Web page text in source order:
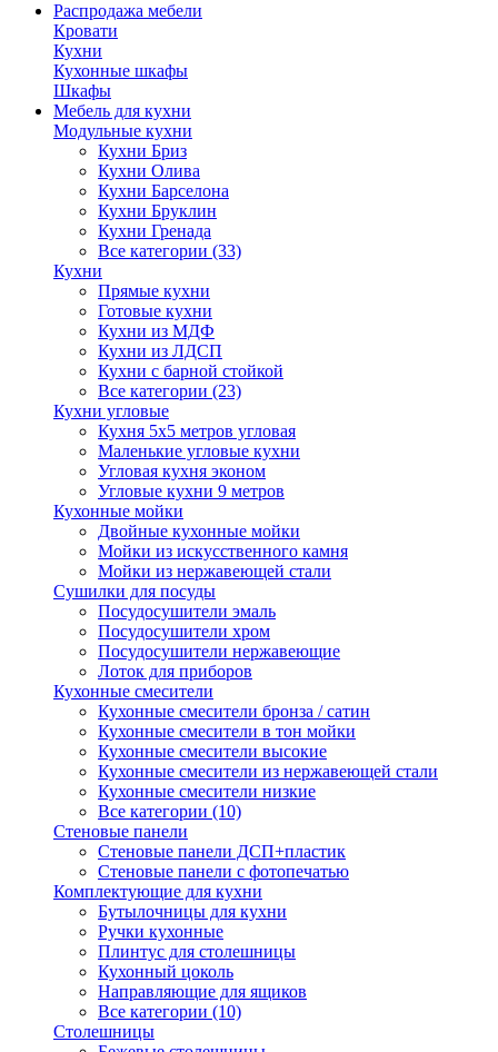
Распродажа мебели
Кровати
Кухни
Кухонные шкафы
Шкафы
Мебель для кухни
Модульные кухни
Кухни Бриз
Кухни Олива
Кухни Барселона
Кухни Бруклин
Кухни Гренада
Все категории (33)
Кухни
Прямые кухни
Готовые кухни
Кухни из МДФ
Кухни из ЛДСП
Кухни с барной стойкой
Все категории (23)
Кухни угловые
Кухня 5х5 метров угловая
Маленькие угловые кухни
Угловая кухня эконом
Угловые кухни 9 метров
Кухонные мойки
Двойные кухонные мойки
Мойки из искусственного камня
Мойки из нержавеющей стали
Сушилки для посуды
Посудосушители эмаль
Посудосушители хром
Посудосушители нержавеющие
Лоток для приборов
Кухонные смесители
Кухонные смесители бронза / сатин
Кухонные смесители в тон мойки
Кухонные смесители высокие
Кухонные смесители из нержавеющей стали
Кухонные смесители низкие
Все категории (10)
Стеновые панели
Стеновые панели ДСП+пластик
Стеновые панели с фотопечатью
Комплектующие для кухни
Бутылочницы для кухни
Ручки кухонные
Плинтус для столешницы
Кухонный цоколь
Направляющие для ящиков
Все категории (10)
Столешницы